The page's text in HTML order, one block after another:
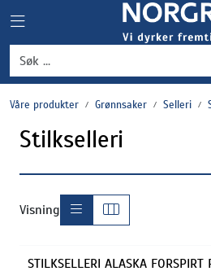
Toggle navigation
Våre produkter Grønnsaker Selleri
Stilkselleri
Visning
STILKSELLERI ALASKA FORSPIRT
Grønnsaker
Settepotet og setteløk
Plantevern og nyttedyr